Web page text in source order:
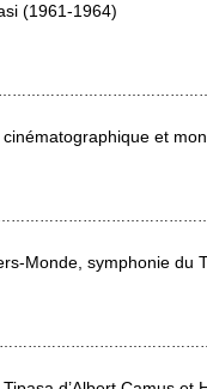
(1961-1964)
et
Monde, symphonie du